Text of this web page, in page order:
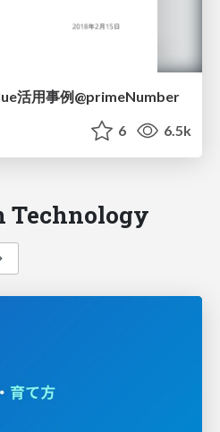
活用事例@primeNumber
6 6.5k
Technology